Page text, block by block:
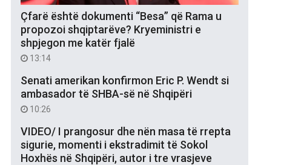
Çfarë është dokumenti “Besa” që Rama u
propozoi shqiptarëve? Kryeministri e
shpjegon me katër fjalë
13:14
Senati amerikan konfirmon Eric P. Wendt si
ambasador të SHBA-së në Shqipëri
10:26
VIDEO/ I prangosur dhe nën masa të rrepta
sigurie, momenti i ekstradimit të Sokol
Hoxhës në Shqipëri, autor i tre vrasjeve